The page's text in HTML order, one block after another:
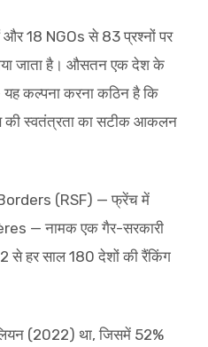
और 18 NGOs से 83 प्रश्नों पर
जाता है। औसतन एक देश के
यह कल्पना करना कठिन है कि
की स्वतंत्रता का सटीक आकलन
(RSF) — फ्रेंच में
— नामक एक गैर-सरकारी
से हर साल 180 देशों की रैंकिंग
(2022) था, जिसमें 52%